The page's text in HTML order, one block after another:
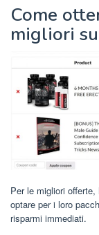
Come
migliori
Per le migliori
optare per i loro
risparmi immediati.